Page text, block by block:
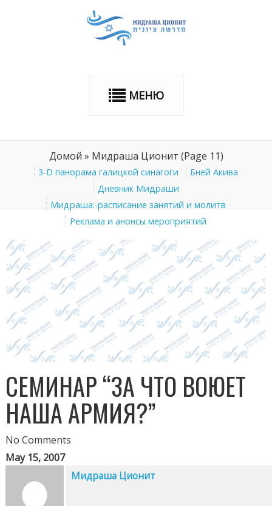
МЕНЮ
Домой » Мидраша Ционит (Page 11)
3-D панорама галицкой синагоги
Бней Акива
Дневник Мидраши
Мидраша:-расписание занятий и молитв
Реклама и анонсы мероприятий
СЕМИНАР “ЗА ЧТО ВОЮЕТ
НАША АРМИЯ?”
No Comments
May 15, 2007
Мидраша Ционит